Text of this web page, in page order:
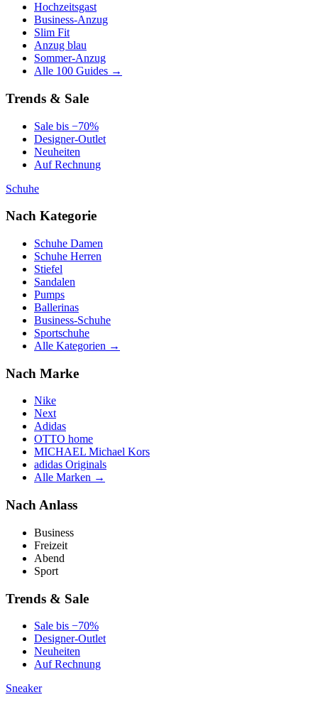
Hochzeitsgast
Business-Anzug
Slim Fit
Anzug blau
Sommer-Anzug
Alle 100 Guides →
Trends & Sale
Sale bis −70%
Designer-Outlet
Neuheiten
Auf Rechnung
Schuhe
Nach Kategorie
Schuhe Damen
Schuhe Herren
Stiefel
Sandalen
Pumps
Ballerinas
Business-Schuhe
Sportschuhe
Alle Kategorien →
Nach Marke
Nike
Next
Adidas
OTTO home
MICHAEL Michael Kors
adidas Originals
Alle Marken →
Nach Anlass
Business
Freizeit
Abend
Sport
Trends & Sale
Sale bis −70%
Designer-Outlet
Neuheiten
Auf Rechnung
Sneaker